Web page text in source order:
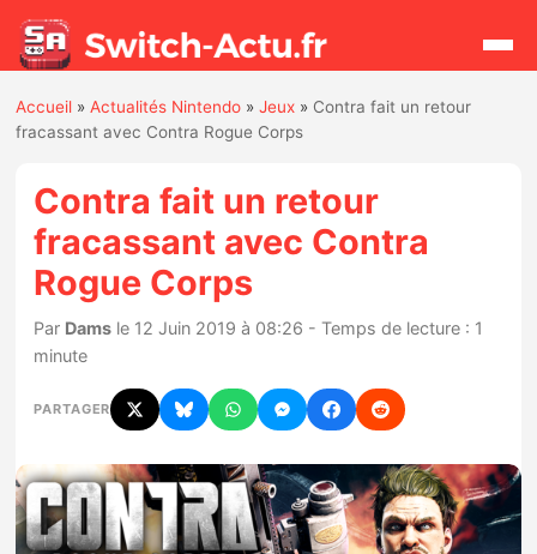
Actualités
Jeux
Hardware
Mises à jour
Chiffres de ventes
Rumeurs
Accueil »Actualités Nintendo »Jeux » Contra fait un retour
fracassant avec Contra Rogue Corps
Contra fait un retour
fracassant avec Contra
Rogue Corps
Par Dams le 12 Juin 2019 à 08:26 - Temps de lecture : 1
minute
PARTAGER